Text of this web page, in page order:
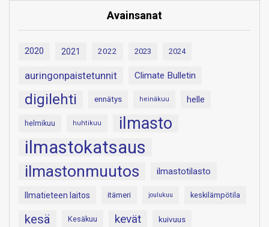
Avainsanat
2020 2021 2022 2023 2024
auringonpaistetunnit Climate Bulletin
digilehti ennätys heinäkuu helle
helmikuu huhtikuu ilmasto
ilmastokatsaus
ilmastonmuutos ilmastotilasto
Ilmatieteen laitos itämeri joulukuu keskilämpötila
kesä Kesäkuu kevät kuivuus